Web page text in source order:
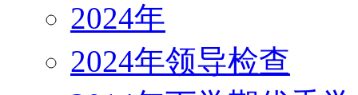
2024年
2024年领导检查